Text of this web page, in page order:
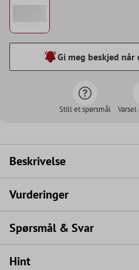
Gi meg beskjed
Still et spørsmål
Beskrivelse
Vurderinger
Spørsmål & Svar
Hint